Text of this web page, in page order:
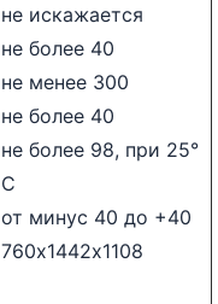
не искажается
не более 40
не менее 300
не более 40
не более 98, при 25°
С
от минус 40 до +40
760х1442х1108